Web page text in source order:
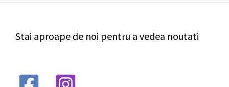
Stai aproape de noi pentru a vedea noutati